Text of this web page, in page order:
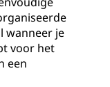
wanneer je
voor het
een